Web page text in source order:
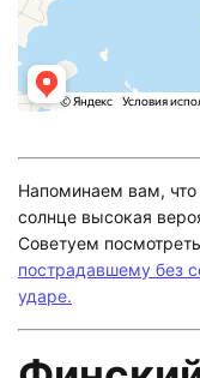
Напоминаем вам, что
солнце высокая
Советуем
пострадавшему без
ударе.